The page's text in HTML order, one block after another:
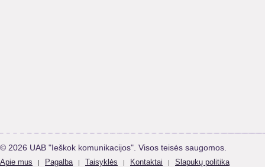
© 2026 UAB "Ieškok komunikacijos". Visos teisės saugomos.
Apie mus | Pagalba | Taisyklės | Kontaktai | Slapukų politika